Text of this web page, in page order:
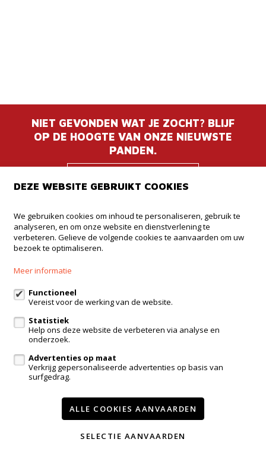
NIET GEVONDEN WAT JE ZOCHT? BLIJF
OP DE HOOGTE VAN ONZE NIEUWSTE
PANDEN.
HOOGTE
Immodrome
Dorpskring 12
3210 Lubbeek
admin@immodrome.be
Volg ons op:
Te huur Nieuwbouw Referenties
DEZE WEBSITE GEBRUIKT COOKIES
We gebruiken cookies om inhoud te personaliseren, gebruik te
analyseren, en om onze website en dienstverlening te
verbeteren. Gelieve de volgende cookies te aanvaarden om uw
bezoek te optimaliseren.
Meer informatie
Functioneel
Vereist voor de werking van de website.
Statistiek
Help ons deze website de verbeteren via analyse en
onderzoek.
Advertenties op maat
Verkrijg gepersonaliseerde advertenties op basis van
surfgedrag.
ALLE COOKIES AANVAARDEN
SELECTIE AANVAARDEN